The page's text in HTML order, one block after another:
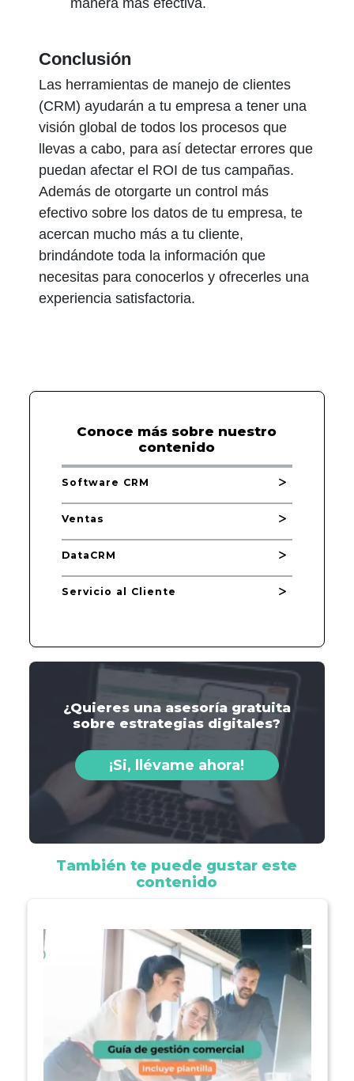
manera más efectiva.
Conclusión
Las herramientas de manejo de clientes
(CRM) ayudarán a tu empresa a tener una
visión global de todos los procesos que
llevas a cabo, para así detectar errores que
puedan afectar el ROI de tus campañas.
Además de otorgarte un control más
efectivo sobre los datos de tu empresa, te
acercan mucho más a tu cliente,
brindándote toda la información que
necesitas para conocerlos y ofrecerles una
experiencia satisfactoria.
Conoce más sobre nuestro
contenido
Software CRM
Ventas
DataCRM
Servicio al Cliente
¿Quieres una asesoría gratuita
sobre estrategias digitales?
¡Si, llévame ahora!
También te puede gustar este
contenido